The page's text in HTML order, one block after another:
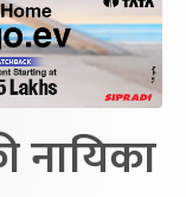
नायिका